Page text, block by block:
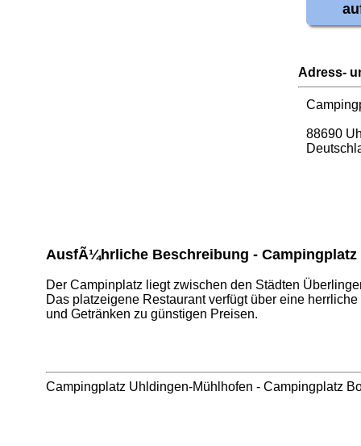
Adress-
88690
AusfÃ¼hrliche Beschreibung - Campingplatz
Der Campinplatz liegt zwischen den Städten
Das platzeigene Restaurant verfügt über eine
und Getränken zu günstigen Preisen.
Campingplatz Uhldingen-Mühlhofen - Campingplatz